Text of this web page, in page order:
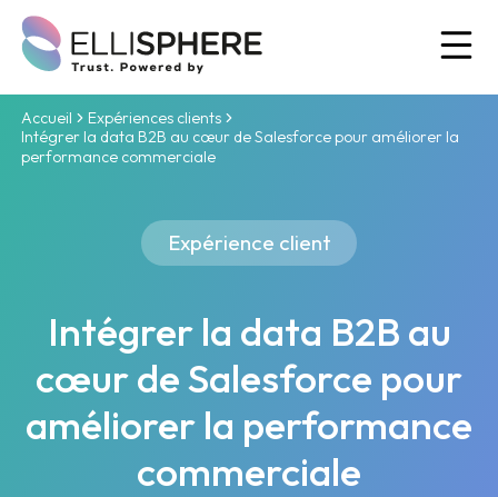
Accueil
Expériences clients
Intégrer la data B2B au cœur de Salesforce pour améliorer la
performance commerciale
Expérience client
Intégrer la data B2B au
cœur de Salesforce pour
améliorer la performance
commerciale